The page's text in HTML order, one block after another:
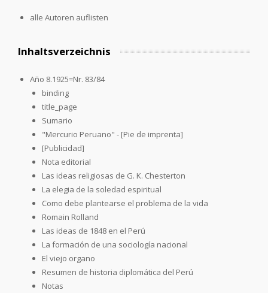
alle Autoren auflisten
Inhaltsverzeichnis
Año 8.1925=Nr. 83/84
binding
title_page
Sumario
"Mercurio Peruano" - [Pie de imprenta]
[Publicidad]
Nota editorial
Las ideas religiosas de G. K. Chesterton
La elegia de la soledad espiritual
Como debe plantearse el problema de la vida
Romain Rolland
Las ideas de 1848 en el Perú
La formación de una sociología nacional
El viejo organo
Resumen de historia diplomática del Perú
Notas